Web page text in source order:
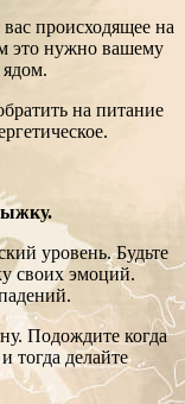
происходящее на
это нужно вашему
на питание
уровень. Будьте
своих эмоций.
Подождите когда
тогда делайте